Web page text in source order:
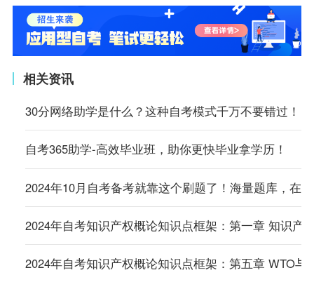
相关资讯
30分网络助学是什么？这种自考模式千万不要错过！
自考365助学-高效毕业班，助你更快毕业拿学历！
2024年10月自考备考就靠这个刷题了！海量题库，在
2024年自考知识产权概论知识点框架：第一章 知识产
2024年自考知识产权概论知识点框架：第五章 WTO与